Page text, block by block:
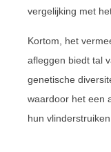
vergelijking met
Kortom, het
afleggen biedt tal
genetische
waardoor het een
hun